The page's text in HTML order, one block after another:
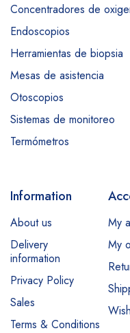
Concentradores de
Endoscopios
Herramientas de biopsia
Mesas de asistencia
Otoscopios
Sistemas de monitoreo
Termómetros
Information
About us
Delivery
information
Privacy Policy
Sales
Terms & Conditions
My
My